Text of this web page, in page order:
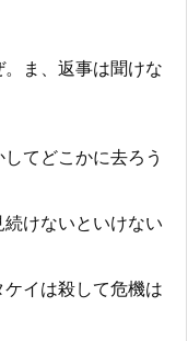
。ま、返事は聞けな
てどこかに去ろう
けないといけない
イは殺して危機は